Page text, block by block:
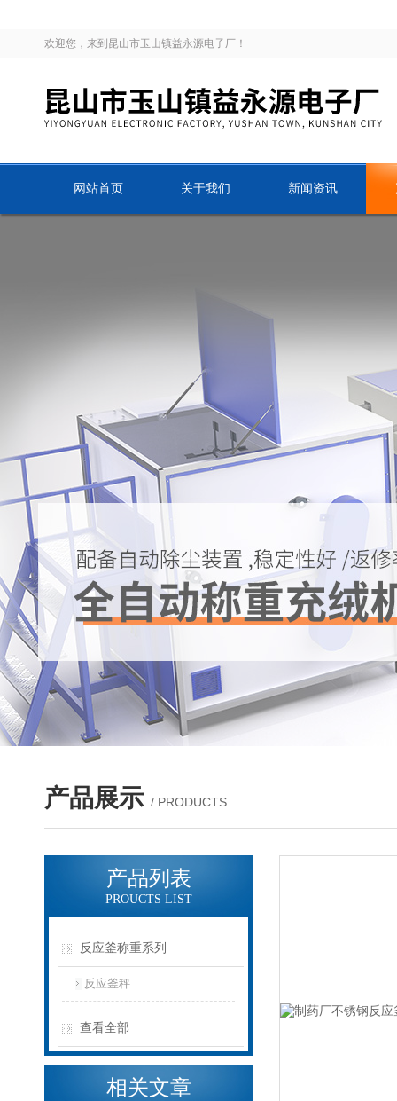
欢迎您，来到昆山市玉山镇益永源电子厂！
网站首页 关于我们 新闻资讯
产品展示 / PRODUCTS
产品列表
PROUCTS LIST
反应釜称重系列
反应釜秤
查看全部
相关文章